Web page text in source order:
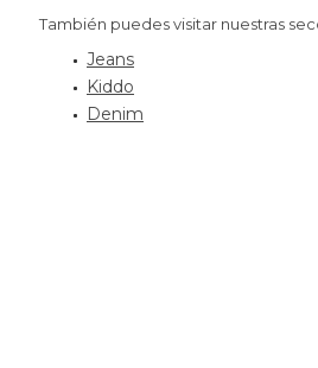
También puedes visitar nuestras
Jeans
Kiddo
Denim